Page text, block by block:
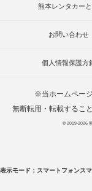
熊本レンタカー
お問い合わせ
個人情報保護方
※当ホームペー
無断転用・転載するこ
© 2019-2026
表示モード： スマートフォンス